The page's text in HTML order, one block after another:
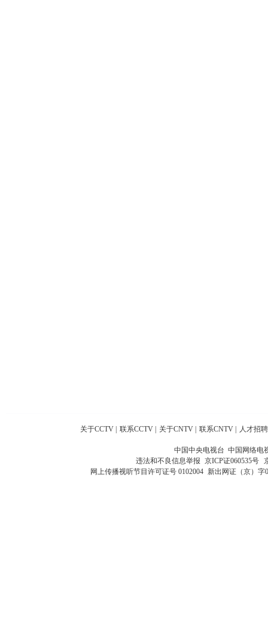
关于CCTV 联系CCTV 关于CNTV 联系CNTV 人才招聘
中国中央电视台 中国网络电
违法和不良信息举报 京ICP证060535号
网上传播视听节目许可证号 0102004 新出网证（京）